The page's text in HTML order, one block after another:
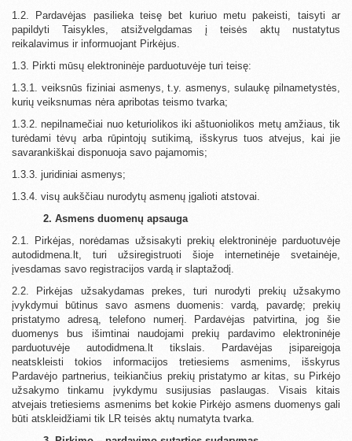
1.2. Pardavėjas pasilieka teisę bet kuriuo metu pakeisti, taisyti ar
papildyti Taisykles, atsižvelgdamas į teisės aktų nustatytus
reikalavimus ir informuojant Pirkėjus.
1.3. Pirkti mūsų elektroninėje parduotuvėje turi teisę:
1.3.1. veiksnūs fiziniai asmenys, t.y. asmenys, sulaukę pilnametystės,
kurių veiksnumas nėra apribotas teismo tvarka;
1.3.2. nepilnamečiai nuo keturiolikos iki aštuoniolikos metų amžiaus, tik
turėdami tėvų arba rūpintojų sutikimą, išskyrus tuos atvejus, kai jie
savarankiškai disponuoja savo pajamomis;
1.3.3. juridiniai asmenys;
1.3.4. visų aukščiau nurodytų asmenų įgalioti atstovai.
2. Asmens duomenų apsauga
2.1. Pirkėjas, norėdamas užsisakyti prekių elektroninėje parduotuvėje
autodidmena.lt, turi užsiregistruoti šioje internetinėje svetainėje,
įvesdamas savo registracijos vardą ir slaptažodį.
2.2. Pirkėjas užsakydamas prekes, turi nurodyti prekių užsakymo
įvykdymui būtinus savo asmens duomenis: vardą, pavardę; prekių
pristatymo adresą, telefono numerį. Pardavėjas patvirtina, jog šie
duomenys bus išimtinai naudojami prekių pardavimo elektroninėje
parduotuvėje autodidmena.lt tikslais. Pardavėjas įsipareigoja
neatskleisti tokios informacijos tretiesiems asmenims, išskyrus
Pardavėjo partnerius, teikiančius prekių pristatymo ar kitas, su Pirkėjo
užsakymo tinkamu įvykdymu susijusias paslaugas. Visais kitais
atvejais tretiesiems asmenims bet kokie Pirkėjo asmens duomenys gali
būti atskleidžiami tik LR teisės aktų numatyta tvarka.